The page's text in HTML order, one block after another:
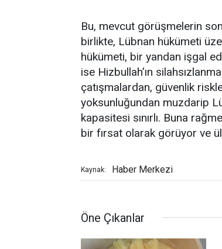
Bu, mevcut görüşmelerin
birlikte, Lübnan hükümeti
hükümeti, bir yandan işgal
ise Hizbullah’ın
çatışmalardan, güvenlik
yoksunluğundan muzdarip
kapasitesi sınırlı. Buna
bir fırsat olarak görüyor ve
Kaynak: Haber Merkezi
Öne Çıkanlar